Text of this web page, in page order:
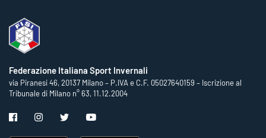
Federazione Italiana Sport Invernali
via Piranesi 46, 20137 Milano – P.IVA e C.F. 05027640159 – Iscrizione al
Tribunale di Milano n° 63, 11.12.2004